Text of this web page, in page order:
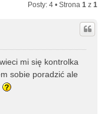
Posty: 4 • Strona 1z 1
mi się kontrolka
sobie poradzić ale